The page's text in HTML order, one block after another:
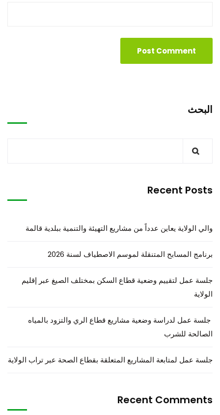
البحث
Recent Posts
والي الولاية يعاين عدداً من مشاريع التهيئة والتنمية ببلدية قالمة
برنامج المسابح المتنقلة لموسم الاصطياف لسنة 2026
جلسة عمل لتقييم وضعية قطاع السكن بمختلف الصيغ عبر إقليم
الولاية
جلسة عمل لدراسة وضعية مشاريع قطاع الري والتزود بالمياه
الصالحة للشرب
جلسة عمل لمتابعة المشاريع المتعلقة بقطاع الصحة عبر تراب الولاية
Recent Comments